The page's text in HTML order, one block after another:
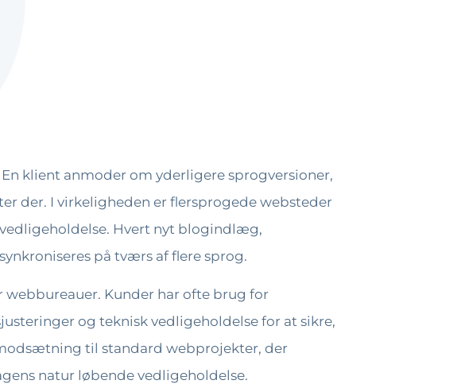
klient anmoder om yderligere sprogversioner,
der. I virkeligheden er flersprogede websteder
Hvert nyt blogindlæg,
på tværs af flere sprog.
Kunder har ofte brug for
og teknisk vedligeholdelse for at sikre,
til standard webprojekter, der
natur løbende vedligeholdelse.